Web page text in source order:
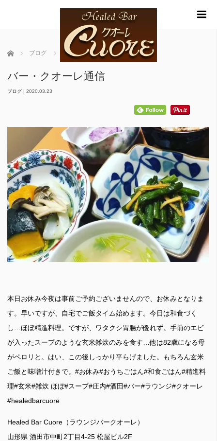
ホーム ブログ バー・クオーレ通信
バー・クオーレ通信
ブログ | 2020.03.23
本日お休み今夜は事前ご予約ございませんので、お休みとなりま
す。早いですが、自宅でご飯タイム始めます。今日は和食づく
し…ほぼ精進料理。ですが、ワタクシ胃腸が優れず。手前のエビ
が入ったスープのような玄米雑炊のみを食す…他は82歳になる母
がペロリと。はい、この後しっかり平らげました。もちろん玄米
ご飯と味噌汁付きで。#お休み#おうちごはん#和食ごはん#精進料
理#玄米#雑炊 ほぼ#スープ#庄内#酒田#バー#ラウンジ#クオーレ
#healedbarcuore
Healed Bar Cuore（ラウンジバークオーレ）
山形県 酒田市中町2丁目4-25 松屋ビル2F